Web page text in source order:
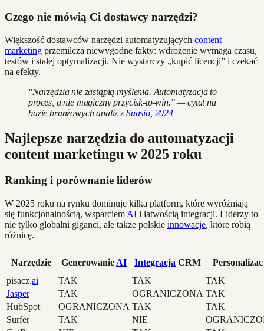
Czego nie mówią Ci dostawcy narzędzi?
Większość dostawców narzędzi automatyzujących content
marketing przemilcza niewygodne fakty: wdrożenie wymaga czasu,
testów i stałej optymalizacji. Nie wystarczy „kupić licencji” i czekać
na efekty.
"Narzędzia nie zastąpią myślenia. Automatyzacja to
proces, a nie magiczny przycisk-to-win." — cytat na
bazie branżowych analiz z Suasio, 2024
Najlepsze narzędzia do automatyzacji
content marketingu w 2025 roku
Ranking i porównanie liderów
W 2025 roku na rynku dominuje kilka platform, które wyróżniają
się funkcjonalnością, wsparciem AI i łatwością integracji. Liderzy to
nie tylko globalni giganci, ale także polskie innowacje, które robią
różnicę.
Narzędzie Generowanie AI Integracja CRM
pisacz.ai TAK TAK
TAK
Jasper
TAK OGRANICZONA TAK
HubSpot
OGRANICZONA TAK
TAK
Surfer
TAK NIE